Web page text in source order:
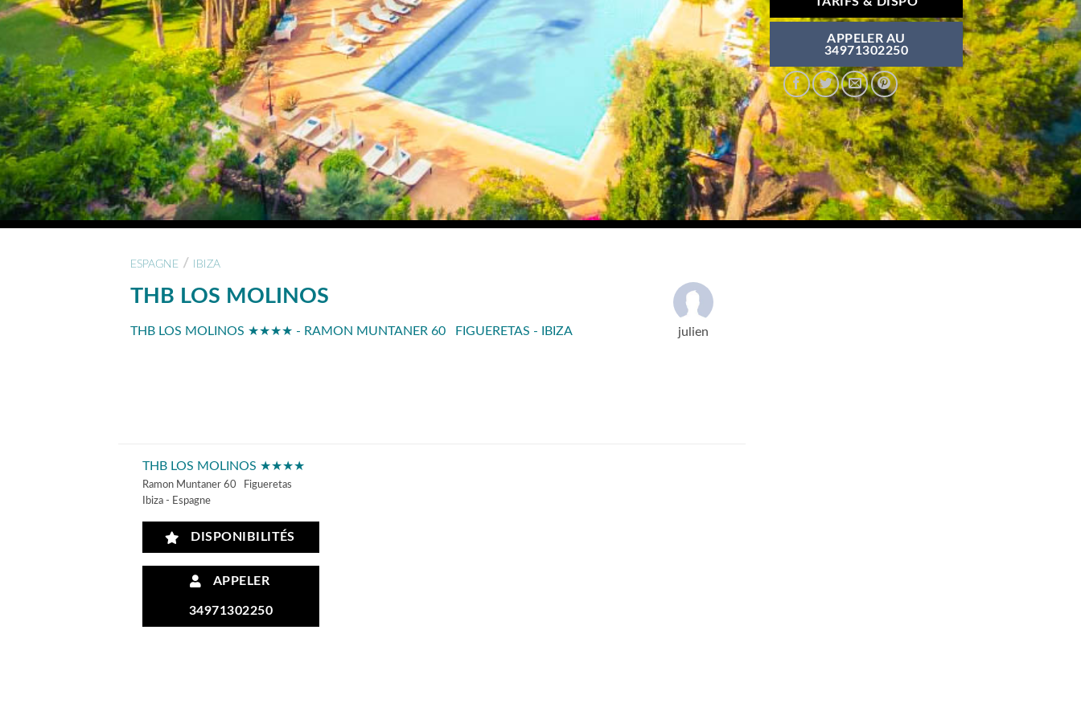
ESPAGNE / IBIZA
THB LOS MOLINOS
THB LOS MOLINOS ★★★★ - RAMON MUNTANER 60 FIGUERETAS - IBIZA julien
THB LOS MOLINOS ★★★★
Ramon Muntaner 60 Figueretas
Ibiza - Espagne
DISPONIBILITÉS
APPELER
34971302250
APPELER AU
34971302250